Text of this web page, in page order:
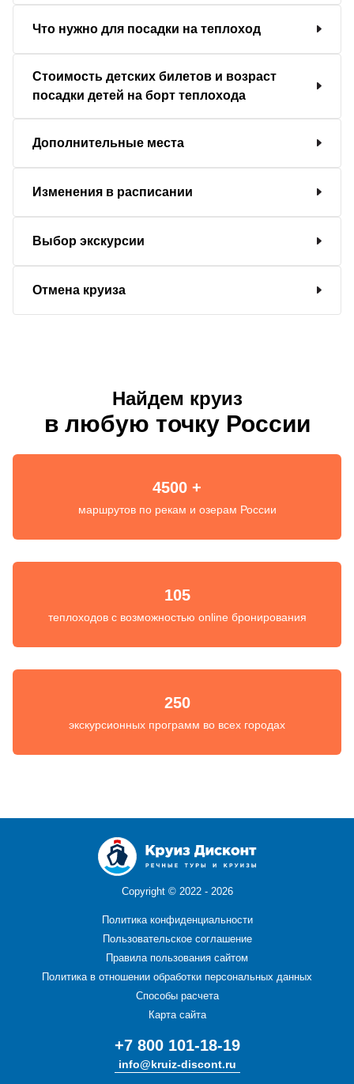
Что нужно для посадки на теплоход
Стоимость детских билетов и возраст
посадки детей на борт теплохода
Дополнительные места
Изменения в расписании
Выбор экскурсии
Отмена круиза
Найдем круиз
в любую точку России
4500 +
маршрутов по рекам и озерам России
105
теплоходов с возможностью online бронирования
250
экскурсионных программ во всех городах
Copyright © 2022 - 2026
Политика конфиденциальности
Пользовательское соглашение
Правила пользования сайтом
Политика в отношении обработки персональных данных
Способы расчета
Карта сайта
+7 800 101-18-19
info@kruiz-discont.ru